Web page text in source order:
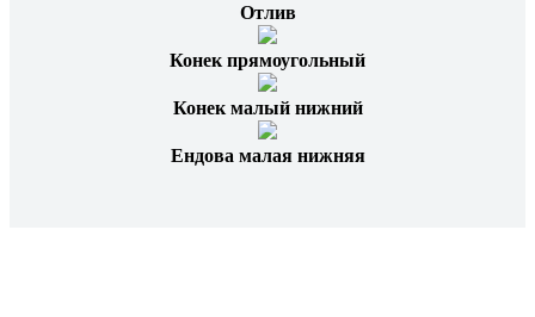
Отлив
Конек прямоугольный
Конек малый нижний
Ендова малая нижняя